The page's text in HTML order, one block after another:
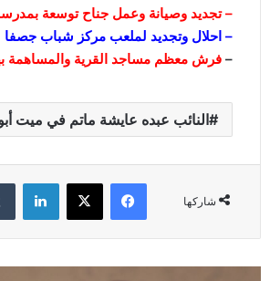
– تجديد وصيانة وعمل جناح توسعة
– احلال وتجديد لملعب مركز شباب جصفا
– فرش معظم مساجد القرية والمساهمة
النائب عبده عايشة ماتم في ميت
شاركها
فيسبوك ‫X